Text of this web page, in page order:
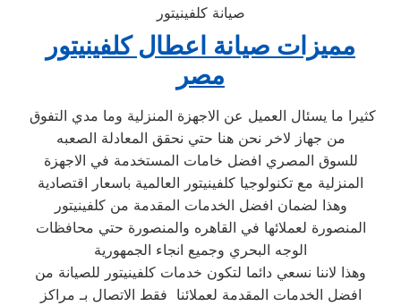
صيانة كلفينيتور
مميزات صيانة اعطال كلفينيتور
مصر
من جهاز لاخر نحن هنا حتي نحقق المعادلة الصعبه
للسوق المصري افضل خامات المستخدمة في الاجهزة
المنزلية مع تكنولوجيا كلفينيتور العالمية باسعار اقتصادية
وهذا لضمان افضل الخدمات المقدمة من كلفينيتور
المنصورة لعملائها في القاهره والمنصورة حتي محافظات
الوجه البحري وجميع انجاء الجمهورية
وهذا لاننا نسعي دائما لتكون خدمات كلفينيتور للصيانة من
افضل الخدمات المقدمة لعملائنا فقط الاتصال بـ مراكز